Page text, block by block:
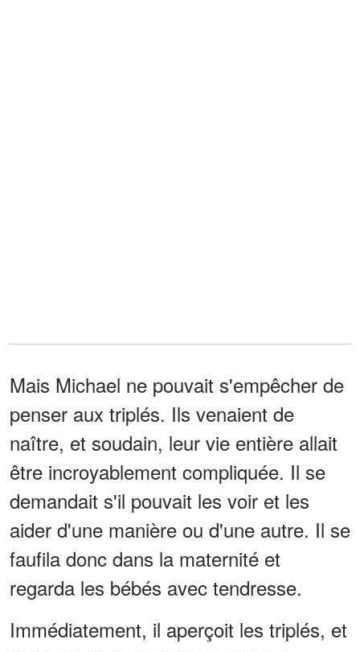
Mais Michael ne pouvait s'empêcher de
penser aux triplés. Ils venaient de
naître, et soudain, leur vie entière allait
être incroyablement compliquée. Il se
demandait s'il pouvait les voir et les
aider d'une manière ou d'une autre. Il se
faufila donc dans la maternité et
regarda les bébés avec tendresse.
Immédiatement, il aperçoit les triplés, et